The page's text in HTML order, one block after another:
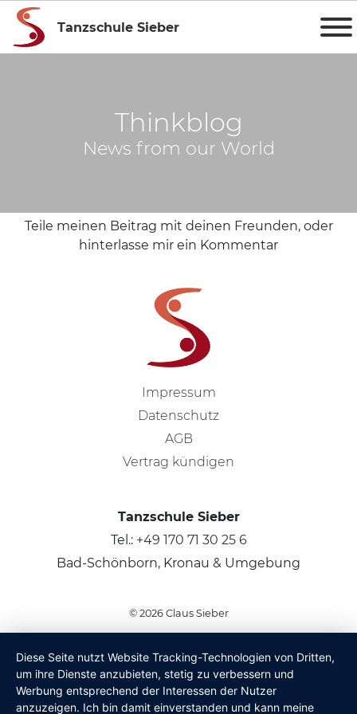
Tanzschule Sieber
Thinkblog
News from our World
Teile meinen Beitrag mit deinen Freunden, oder
hinterlasse mir ein Kommentar
Impressum
Datenschutz
AGB
Vertrag kündigen
Tanzschule Sieber
Tel.: +49 170 71 30 25 6
Bad-Schönborn, Kronau & Umgebung
© 2026 Claus Sieber
Diese Seite nutzt Website Tracking-Technologien von Dritten,
um ihre Dienste anzubieten, stetig zu verbessern und
Werbung entsprechend der Interessen der Nutzer
anzuzeigen. Ich bin damit einverstanden und kann meine